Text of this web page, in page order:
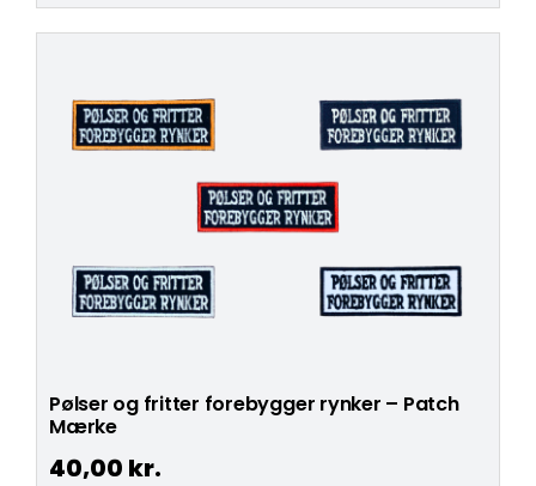
Pølser og fritter forebygger rynker – Patch
Mærke
40,00 kr.